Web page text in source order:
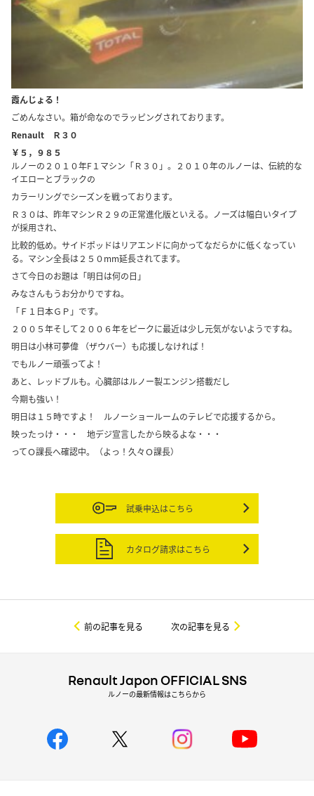
霞んじょる！
ごめんなさい。箱が命なのでラッピングされております。
Renault Ｒ３０
￥５，９８５
ルノーの２０１０年F１マシン「Ｒ３０」。２０１０年のルノーは、伝統的な
イエローとブラックの
カラーリングでシーズンを戦っております。
Ｒ３０は、昨年マシンＲ２９の正常進化版といえる。ノーズは幅白いタイプ
が採用され、
比較的低め。サイドポッドはリアエンドに向かってなだらかに低くなってい
る。マシン全長は２５０mm延長されてます。
さて今日のお題は「明日は何の日」
みなさんもうお分かりですね。
「Ｆ１日本ＧＰ」です。
２００５年そして２００６年をピークに最近は少し元気がないようですね。
明日は小林可夢偉 （ザウバー）も応援しなければ！
でもルノー頑張ってよ！
あと、レッドブルも。心臓部はルノー製エンジン搭載だし
今期も強い！
明日は１５時ですよ！ ルノーショールームのテレビで応援するから。
映ったっけ・・・ 地デジ宣言したから映るよな・・・
ってＯ課長へ確認中。（よっ！久々Ｏ課長）
試乗申込はこちら
カタログ請求はこちら
前の記事を見る 次の記事を見る
Renault Japon OFFICIAL SNS
ルノーの最新情報はこちらから